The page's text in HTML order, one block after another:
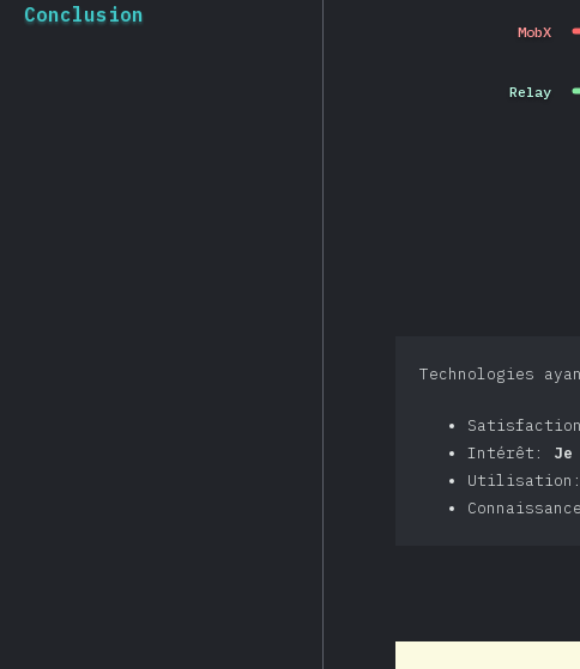
Conclusion
MobX
Relay
Technologies
Intérêt: